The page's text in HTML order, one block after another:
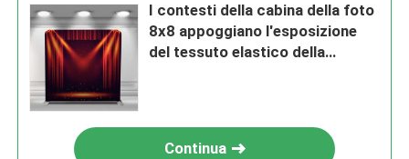
I contesti della cabina della foto
8x8 appoggiano l'esposizione
del tessuto elastico della
Continua